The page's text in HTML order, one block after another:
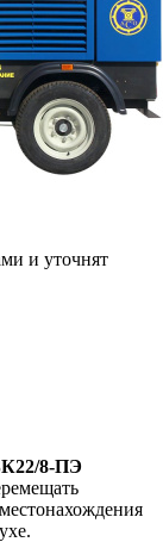
и уточнят
8-ПЭ